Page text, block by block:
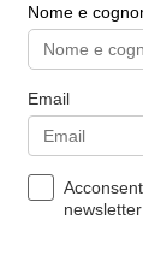
Nome e
Email
newsletter